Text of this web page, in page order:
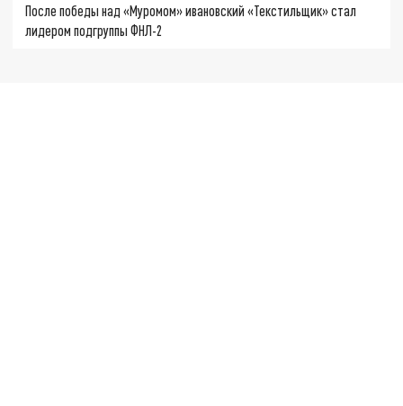
После победы над «Муромом» ивановский «Текстильщик» стал
лидером подгруппы ФНЛ-2